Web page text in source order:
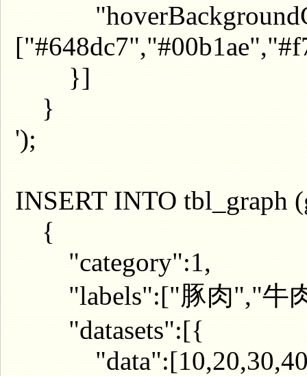
}]
}
');
INSERT INTO tbl_graph
{
"category":1,
"labels":["豚肉","牛肉
"datasets":[{